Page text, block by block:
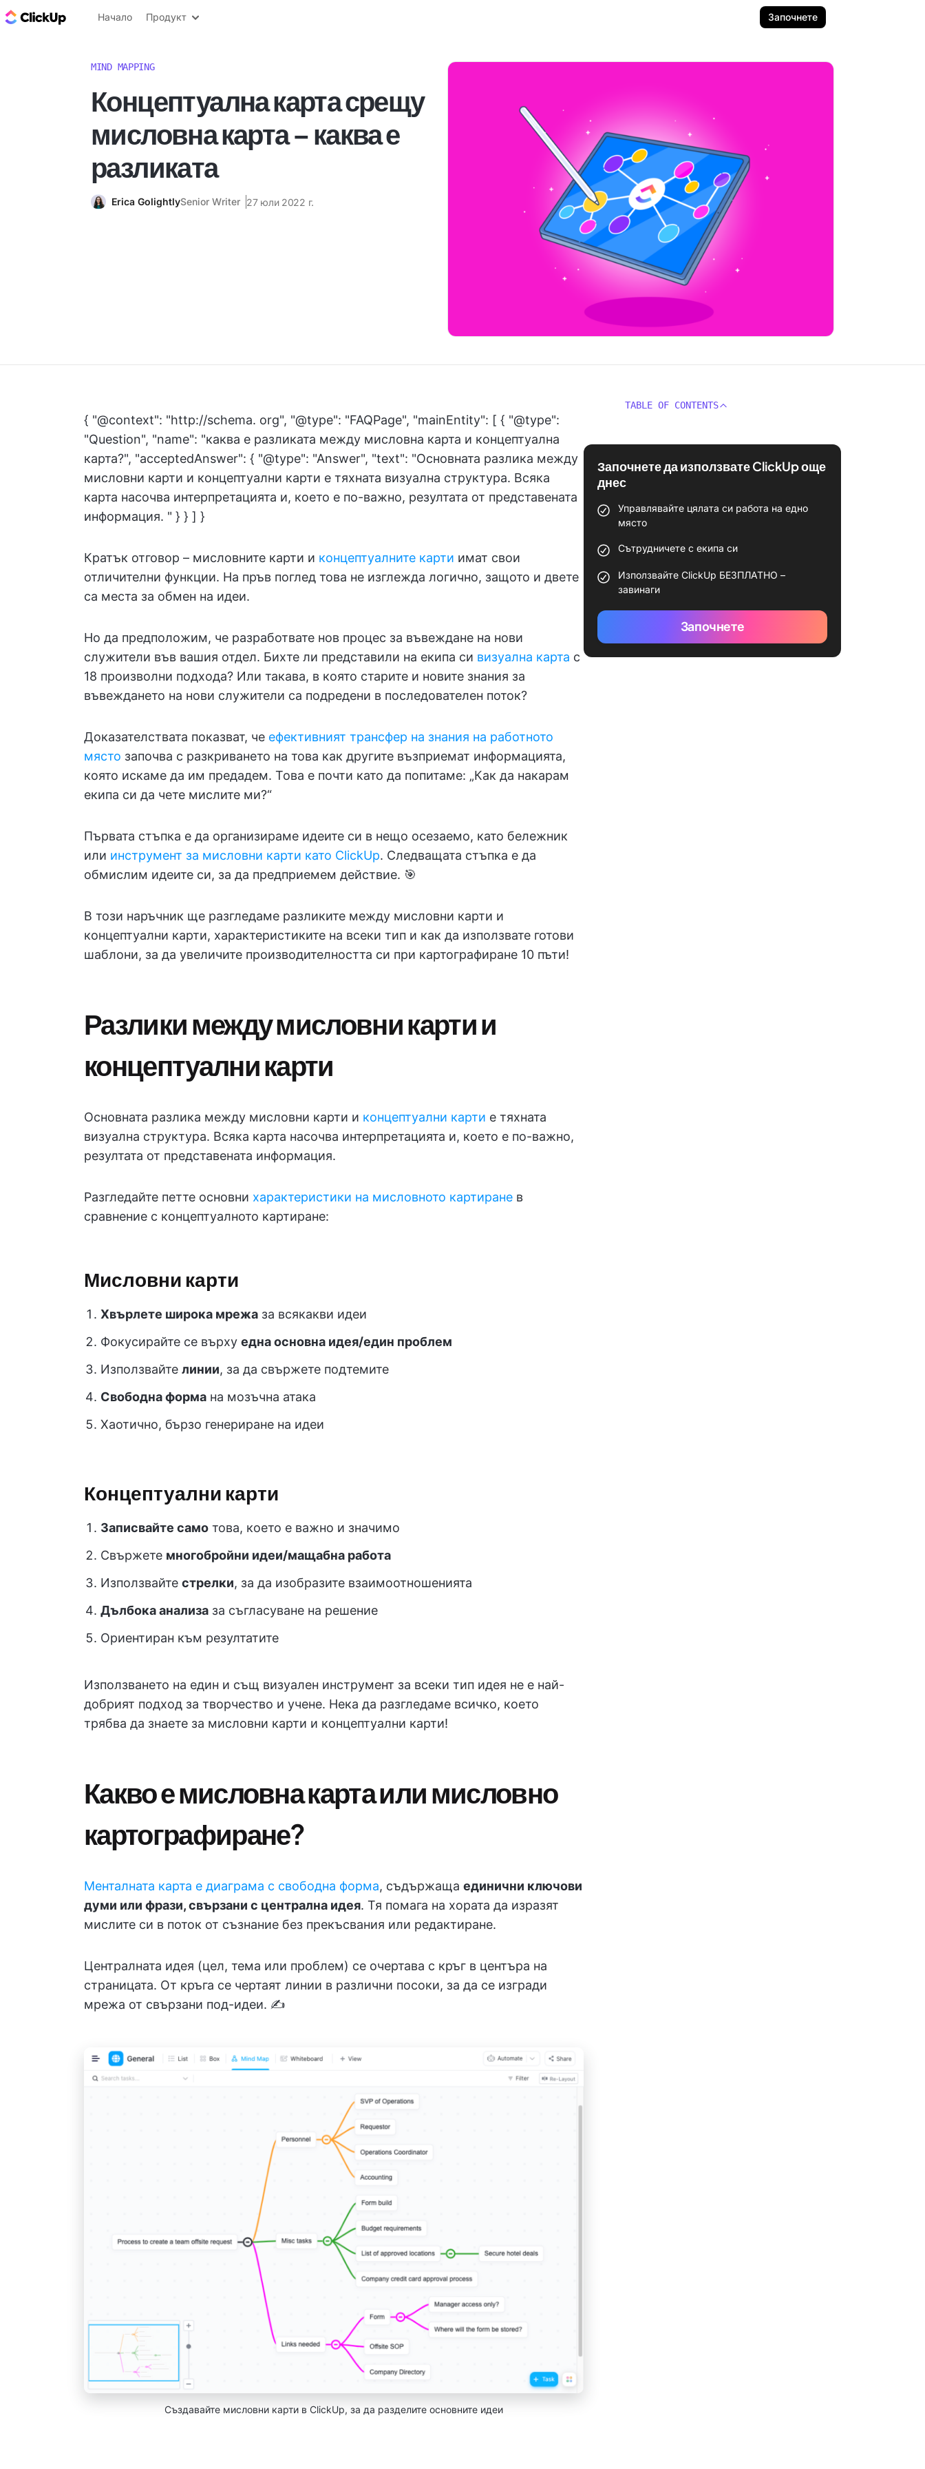
ClickUp блог
Начало Продукт Започнете
MIND MAPPING
Концептуална карта срещу
мисловна карта – каква е
разликата
Erica GolightlySenior Writer 27 юли 2022 г.
{ "@context": "http://schema. org", "@type": "FAQPage", "mainEntity": [ { "@type":
"Question", "name": "каква е разликата между мисловна карта и концептуална
карта?", "acceptedAnswer": { "@type": "Answer", "text": "Основната разлика между
мисловни карти и концептуални карти е тяхната визуална структура. Всяка
карта насочва интерпретацията и, което е по-важно, резултата от представената
информация. " } } ] }
Кратък отговор – мисловните карти и концептуалните карти имат свои
отличителни функции. На пръв поглед това не изглежда логично, защото и двете
са места за обмен на идеи.
Но да предположим, че разработвате нов процес за въвеждане на нови
служители във вашия отдел. Бихте ли представили на екипа си визуална карта с
18 произволни подхода? Или такава, в която старите и новите знания за
въвеждането на нови служители са подредени в последователен поток?
Доказателствата показват, че ефективният трансфер на знания на работното
място започва с разкриването на това как другите възприемат информацията,
която искаме да им предадем. Това е почти като да попитаме: „Как да накарам
екипа си да чете мислите ми?“
Първата стъпка е да организираме идеите си в нещо осезаемо, като бележник
или инструмент за мисловни карти като ClickUp. Следващата стъпка е да
обмислим идеите си, за да предприемем действие. 🎯
В този наръчник ще разгледаме разликите между мисловни карти и
концептуални карти, характеристиките на всеки тип и как да използвате готови
шаблони, за да увеличите производителността си при картографиране 10 пъти!
Разлики между мисловни карти и
концептуални карти
Основната разлика между мисловни карти и концептуални карти е тяхната
визуална структура. Всяка карта насочва интерпретацията и, което е по-важно,
резултата от представената информация.
Разгледайте петте основни характеристики на мисловното картиране в
сравнение с концептуалното картиране:
Мисловни карти
Хвърлете широка мрежа за всякакви идеи
Фокусирайте се върху една основна идея/един проблем
Използвайте линии, за да свържете подтемите
Свободна форма на мозъчна атака
Хаотично, бързо генериране на идеи
Концептуални карти
Записвайте само това, което е важно и значимо
Свържете многобройни идеи/мащабна работа
Използвайте стрелки, за да изобразите взаимоотношенията
Дълбока анализа за съгласуване на решение
Ориентиран към резултатите
Използването на един и същ визуален инструмент за всеки тип идея не е най-
добрият подход за творчество и учене. Нека да разгледаме всичко, което
трябва да знаете за мисловни карти и концептуални карти!
Какво е мисловна карта или мисловно
картографиране?
Менталната карта е диаграма с свободна форма, съдържаща единични ключови
думи или фрази, свързани с централна идея. Тя помага на хората да изразят
мислите си в поток от съзнание без прекъсвания или редактиране.
Централната идея (цел, тема или проблем) се очертава с кръг в центъра на
страницата. От кръга се чертаят линии в различни посоки, за да се изгради
мрежа от свързани под-идеи. ✍️
Създавайте мисловни карти в ClickUp, за да разделите основните идеи
TABLE OF CONTENTS
Започнете да използвате ClickUp още
днес
Управлявайте цялата си работа на едно
място
Сътрудничете с екипа си
Използвайте ClickUp БЕЗПЛАТНО –
завинаги
Започнете